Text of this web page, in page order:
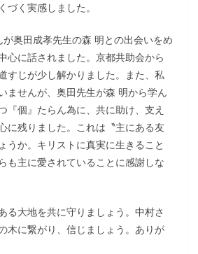
づく実感しました。
奥田成孝先生の森 明との出会いをめ
心に話されました。京都共助会から
すじが少し解かりました。また、私
ませんが、奥田先生が森 明から学ん
『個』たらん為に、共に助け、支え
に残りました。これは〝主にある友
うか。キリストに真実に生きること
も主に愛されていることに感謝しな
る大地を共に守りましょう。中村さ
木に繋がり、信じましょう。ありが